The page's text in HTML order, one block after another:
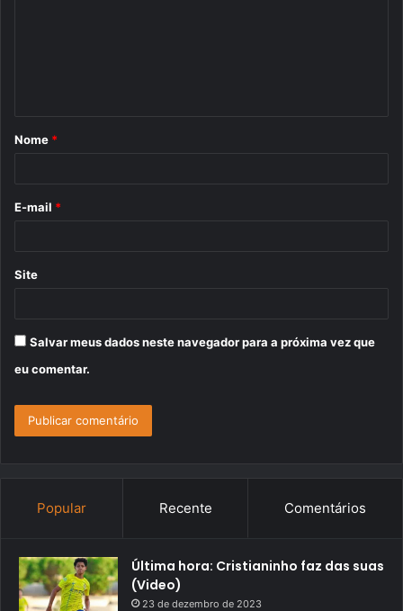
r
Nome *
E-mail *
Site
Salvar meus dados neste navegador para a próxima vez que
eu comentar.
Popular Recente Comentários
Última hora: Cristianinho faz das suas
(Video)
23 de dezembro de 2023